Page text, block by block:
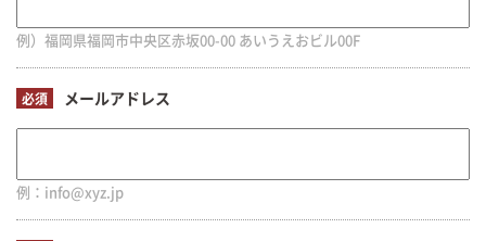
例）福岡県福岡市中央区赤坂00-00 あいうえおビル00F
必須 メールアドレス
例：info@xyz.jp